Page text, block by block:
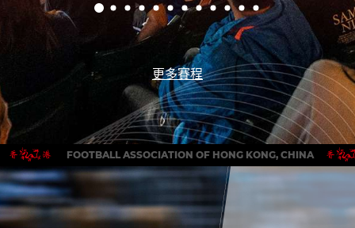
FOOTBALL ASSOCIATION OF HONG KONG, CHINA
更多賽程